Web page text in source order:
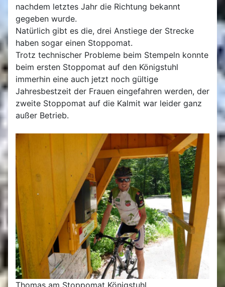
nachdem letztes Jahr die Richtung bekannt
gegeben wurde.
Natürlich gibt es die, drei Anstiege der Strecke
haben sogar einen Stoppomat.
Trotz technischer Probleme beim Stempeln konnte
beim ersten Stoppomat auf den Königstuhl
immerhin eine auch jetzt noch gültige
Jahresbestzeit der Frauen eingefahren werden, der
zweite Stoppomat auf die Kalmit war leider ganz
außer Betrieb.